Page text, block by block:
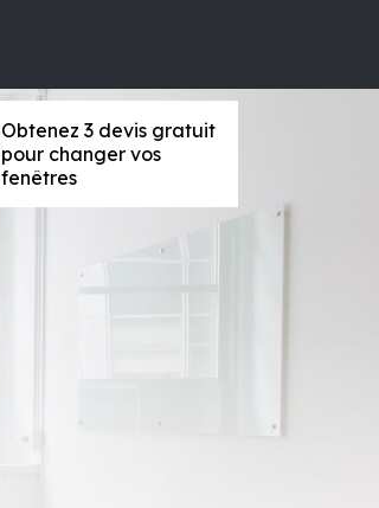
Obtenez 3 devis gratuit
pour changer vos
fenêtres